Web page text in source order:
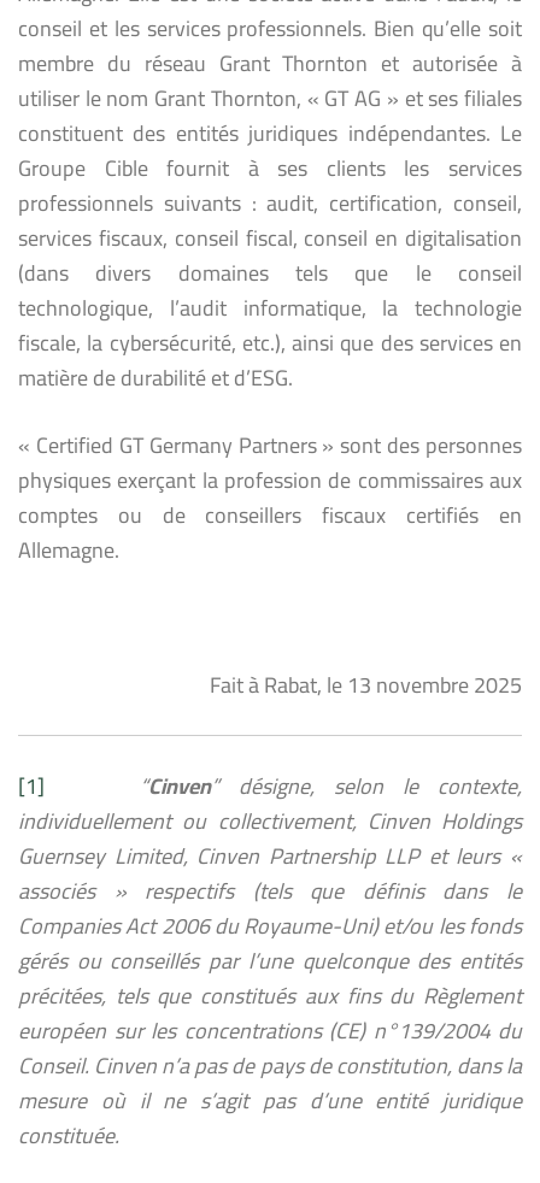
conseil et les services professionnels. Bien qu’elle soit
membre du réseau Grant Thornton et autorisée à
utiliser le nom Grant Thornton, « GT AG » et ses filiales
constituent des entités juridiques indépendantes. Le
Groupe Cible fournit à ses clients les services
professionnels suivants : audit, certification, conseil,
services fiscaux, conseil fiscal, conseil en digitalisation
(dans divers domaines tels que le conseil
technologique, l’audit informatique, la technologie
fiscale, la cybersécurité, etc.), ainsi que des services en
matière de durabilité et d’ESG.
« Certified GT Germany Partners » sont des personnes
physiques exerçant la profession de commissaires aux
comptes ou de conseillers fiscaux certifiés en
Allemagne.
Fait à Rabat, le 13 novembre 2025
[1] “Cinven” désigne, selon le contexte,
individuellement ou collectivement, Cinven Holdings
Guernsey Limited, Cinven Partnership LLP et leurs «
associés » respectifs (tels que définis dans le
Companies Act 2006 du Royaume-Uni) et/ou les fonds
gérés ou conseillés par l’une quelconque des entités
précitées, tels que constitués aux fins du Règlement
européen sur les concentrations (CE) n°139/2004 du
Conseil. Cinven n’a pas de pays de constitution, dans la
mesure où il ne s’agit pas d’une entité juridique
constituée.